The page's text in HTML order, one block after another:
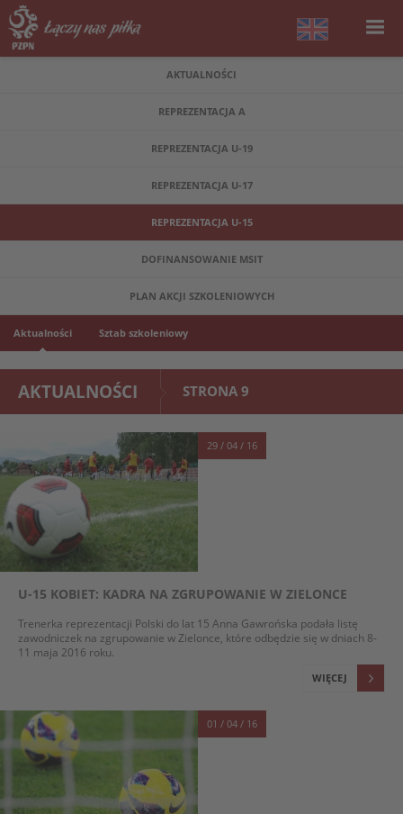
AKTUALNOŚCI
REPREZENTACJA A
REPREZENTACJA U-19
REPREZENTACJA U-17
REPREZENTACJA U-15
DOFINANSOWANIE MSIT
PLAN AKCJI SZKOLENIOWYCH
Aktualności Sztab szkoleniowy
AKTUALNOŚCI STRONA 9
29 / 04 / 16
U-15 KOBIET: KADRA NA ZGRUPOWANIE W ZIELONCE
Trenerka reprezentacji Polski do lat 15 Anna Gawrońska podała listę
zawodniczek na zgrupowanie w Zielonce, które odbędzie się w dniach 8-
11 maja 2016 roku.
WIĘCEJ
01 / 04 / 16